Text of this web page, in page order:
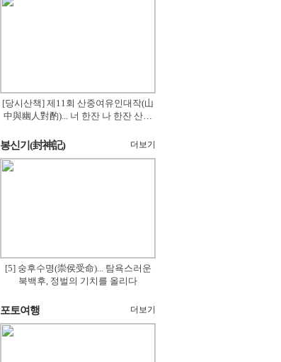
[당시산책] 제11회 산중여유인대작(山
中與幽人對酌)... 너 한잔 나 한잔 산의
봉신기(封神記) 더보기
[5] 숭후수명(崇侯受命)... 탐욕스러운
북백후, 정벌의 기치를 올리다
포토여행 더보기